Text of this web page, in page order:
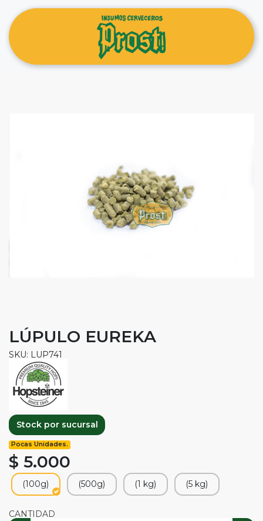
LÚPULO EUREKA
SKU: LUP741
Stock por sucursal
Pocas Unidades.
$ 5.000
(100g) (500g) (1 kg) (5 kg)
CANTIDAD